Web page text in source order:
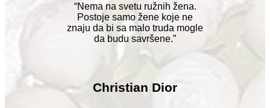
“Nema na svetu ružnih žena.
Postoje samo žene koje ne
znaju da bi sa malo truda mogle
da budu savršene.”
Christian Dior